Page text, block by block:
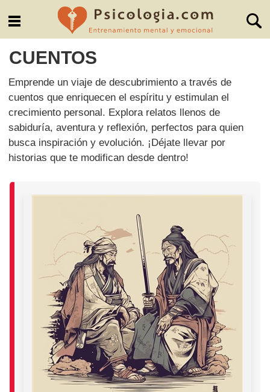
CUENTOS
Emprende un viaje de descubrimiento a través de
cuentos que enriquecen el espíritu y estimulan el
crecimiento personal. Explora relatos llenos de
sabiduría, aventura y reflexión, perfectos para quien
busca inspiración y evolución. ¡Déjate llevar por
historias que te modifican desde dentro!